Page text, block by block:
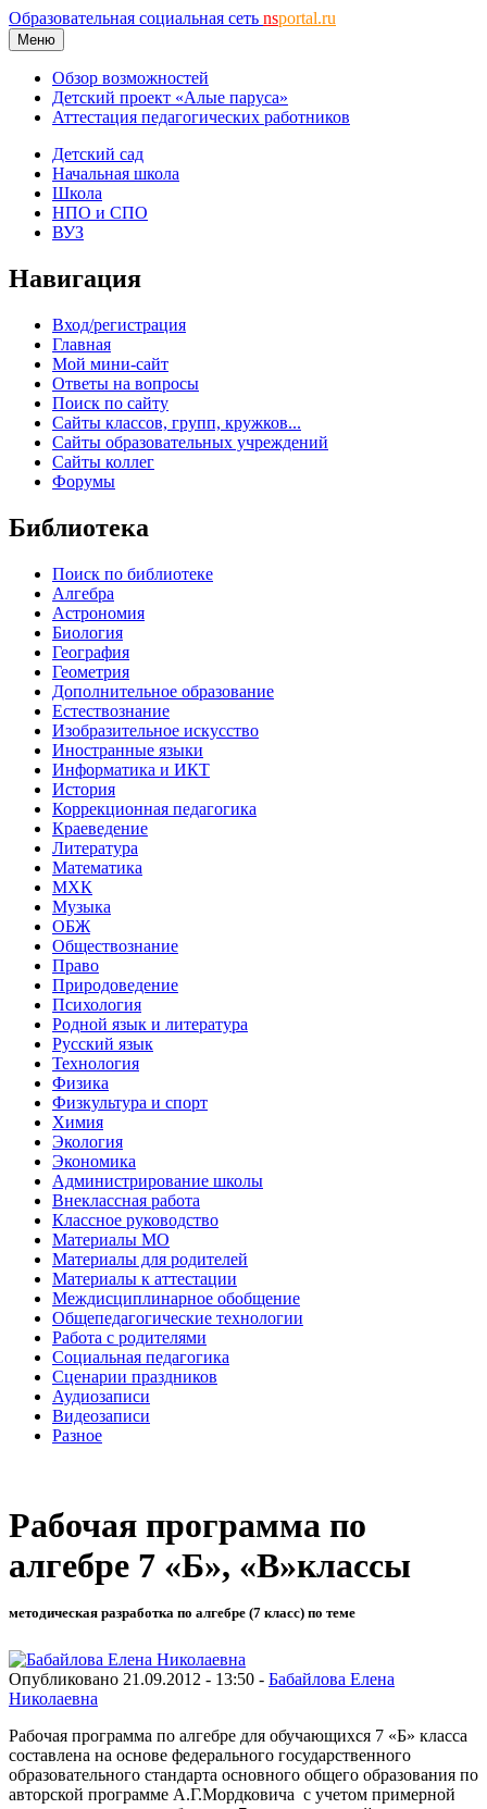
Образовательная социальная сеть nsportal.ru
Меню
Обзор возможностей
Детский проект «Алые паруса»
Аттестация педагогических работников
Детский сад
Начальная школа
Школа
НПО и СПО
ВУЗ
Навигация
Вход/регистрация
Главная
Мой мини-сайт
Ответы на вопросы
Поиск по сайту
Сайты классов, групп, кружков...
Сайты образовательных учреждений
Сайты коллег
Форумы
Библиотека
Поиск по библиотеке
Алгебра
Астрономия
Биология
География
Геометрия
Дополнительное образование
Естествознание
Изобразительное искусство
Иностранные языки
Информатика и ИКТ
История
Коррекционная педагогика
Краеведение
Литература
Математика
МХК
Музыка
ОБЖ
Обществознание
Право
Природоведение
Психология
Родной язык и литература
Русский язык
Технология
Физика
Физкультура и спорт
Химия
Экология
Экономика
Администрирование школы
Внеклассная работа
Классное руководство
Материалы МО
Материалы для родителей
Материалы к аттестации
Междисциплинарное обобщение
Общепедагогические технологии
Работа с родителями
Социальная педагогика
Сценарии праздников
Аудиозаписи
Видеозаписи
Разное
Рабочая программа по
алгебре 7 «Б», «В»классы
методическая разработка по алгебре (7 класс) по теме
Опубликовано 21.09.2012 - 13:50 - Бабайлова Елена
Николаевна
Рабочая программа по алгебре для обучающихся 7 «Б» класса
составлена на основе федерального государственного
образовательного стандарта основного общего образования по
авторской программе А.Г.Мордковича с учетом примерной